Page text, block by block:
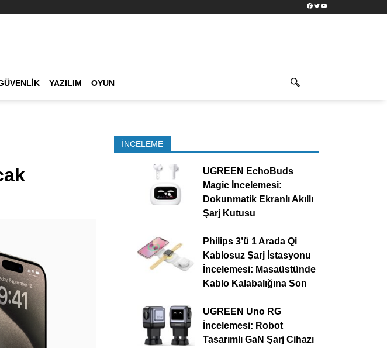
Facebook
TwitterYouTube
YAZILIM OYUN
İNCELEME
UGREEN EchoBuds
Magic İncelemesi:
Dokunmatik Ekranlı Akıllı
Şarj Kutusu
Philips 3’ü 1 Arada Qi
Kablosuz Şarj İstasyonu
İncelemesi: Masaüstünde
Kablo Kalabalığına Son
UGREEN Uno RG
İncelemesi: Robot
Tasarımlı GaN Şarj Cihazı